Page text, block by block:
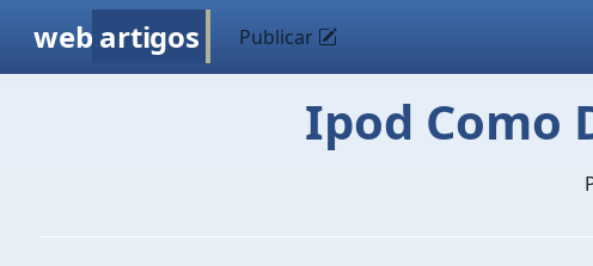
web artigos Publicar
Ipod Como